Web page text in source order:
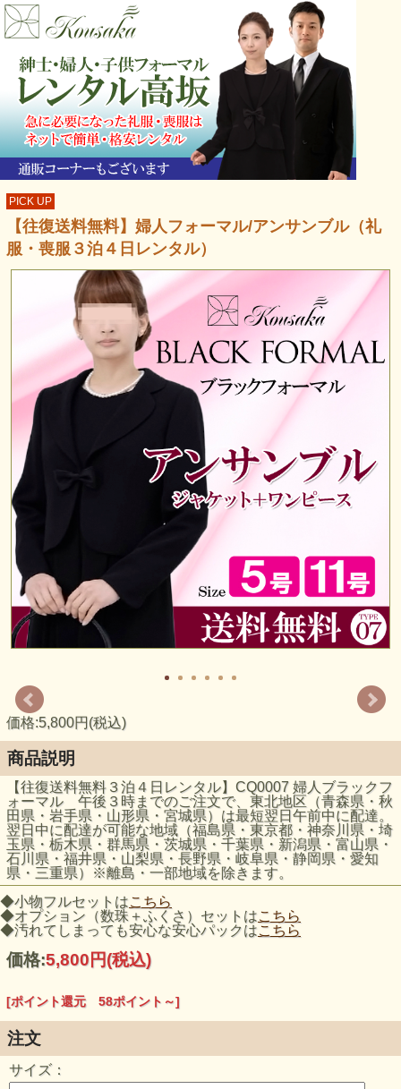
PICK UP
【往復送料無料】婦人フォーマル/アンサンブル（礼
服・喪服３泊４日レンタル）
価格:5,800円(税込)
商品説明
【往復送料無料３泊４日レンタル】CQ0007 婦人ブラックフ
ォーマル 午後３時までのご注文で、東北地区（青森県・秋
田県・岩手県・山形県・宮城県）は最短翌日午前中に配達。
翌日中に配達が可能な地域（福島県・東京都・神奈川県・埼
玉県・栃木県・群馬県・茨城県・千葉県・新潟県・富山県・
石川県・福井県・山梨県・長野県・岐阜県・静岡県・愛知
県・三重県）※離島・一部地域を除きます。
◆小物フルセットはこちら
◆オプション（数珠＋ふくさ）セットはこちら
◆汚れてしまっても安心な安心パックはこちら
価格:5,800円(税込)
[ポイント還元 58ポイント～]
注文
サイズ：